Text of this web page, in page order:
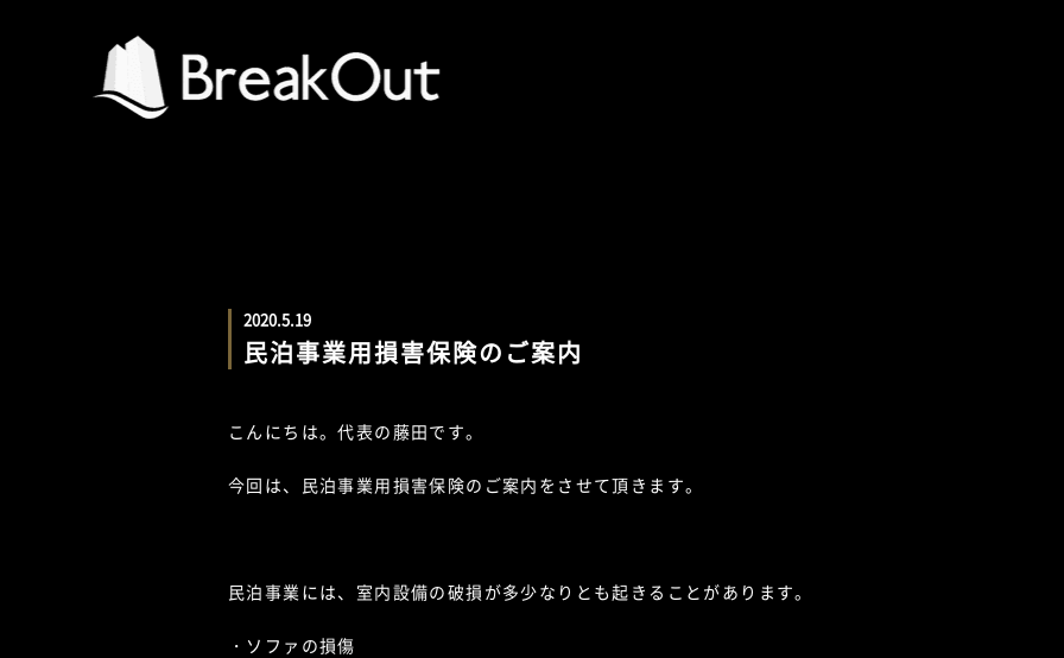
2020.5.19
民泊事業用損害保険のご案内
こんにちは。代表の藤田です。
今回は、民泊事業用損害保険のご案内をさせて頂きます。
民泊事業には、室内設備の破損が多少なりとも起きることがあります。
・ソファの損傷